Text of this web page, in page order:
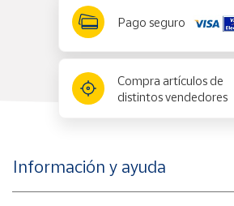
Pago seguro
Compra artículos de
distintos vendedores
Información y ayuda